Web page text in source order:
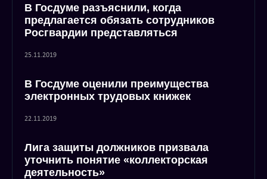
В Госдуме разъяснили, когда
предлагается обязать сотрудников
Росгвардии представляться
25.11.2019
В Госдуме оценили преимущества
электронных трудовых книжек
22.11.2019
Лига защиты должников призвала
уточнить понятие «коллекторская
деятельность»